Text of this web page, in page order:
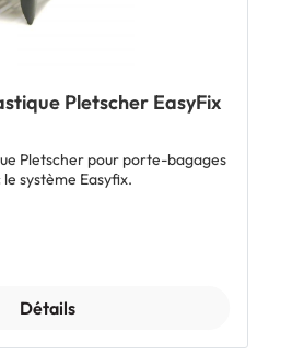
Pletscher EasyFix
Pletscher pour porte-bagages
système Easyfix.
Détails